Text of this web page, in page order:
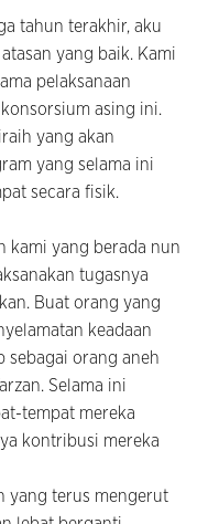
tahun terakhir, aku
yang baik. Kami
pelaksanaan
asing ini.
yang akan
yang selama ini
secara fisik.
kami yang berada nun
tugasnya
Buat orang yang
keadaan
sebagai orang aneh
Selama ini
tempat mereka
kontribusi mereka
yang terus mengerut